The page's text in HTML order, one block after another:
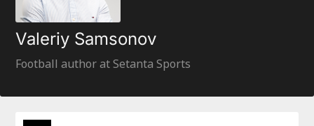
Valeriy Samsonov
Football author at Setanta Sports